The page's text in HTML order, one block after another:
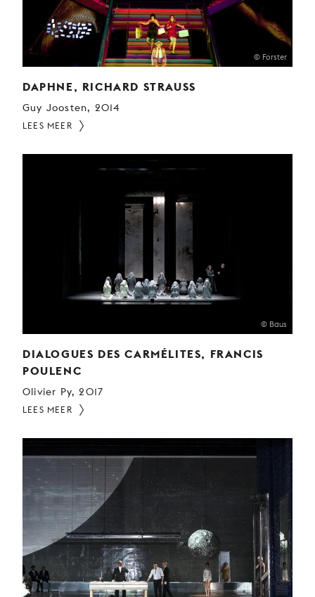
© Forster
DAPHNE, RICHARD STRAUSS
Guy Joosten, 2014
LEES MEER
© Baus
DIALOGUES DES CARMÉLITES, FRANCIS
POULENC
Olivier Py, 2017
LEES MEER